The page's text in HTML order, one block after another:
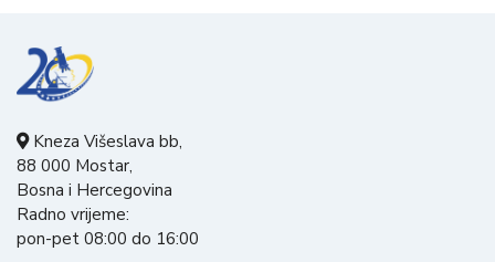
Kneza Višeslava bb,
88 000 Mostar,
Bosna i Hercegovina
Radno vrijeme:
pon-pet 08:00 do 16:00